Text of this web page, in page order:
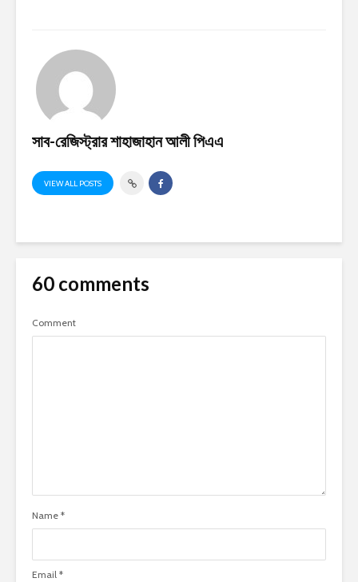
সাব-রেজিস্ট্রার শাহাজাহান আলী পিএএ
VIEW ALL POSTS
60 comments
Comment
Name *
Email *